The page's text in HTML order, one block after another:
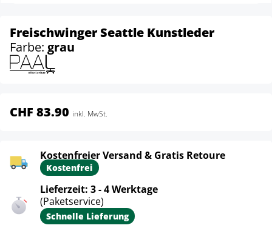
Freischwinger Seattle Kunstleder
Farbe: grau
CHF 83.90 inkl. MwSt.
Kostenfreier Versand & Gratis Retoure
Kostenfrei
Lieferzeit: 3 - 4 Werktage
(Paketservice)
Schnelle Lieferung